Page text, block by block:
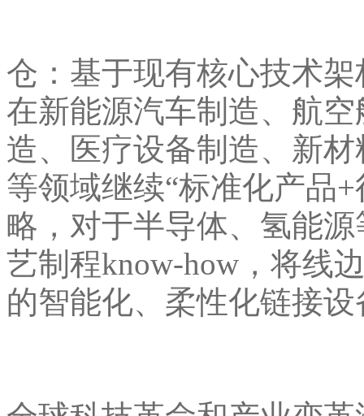
仓：基于现有核心技术
在新能源汽车制造、航
造、医疗设备制造、新
等领域继续“标准化产品
略，对于半导体、氢能
艺制程know-how，将线
的智能化、柔性化链接设